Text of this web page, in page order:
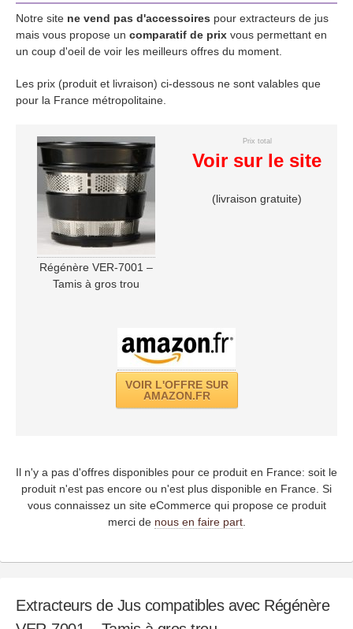
Notre site ne vend pas d'accessoires pour extracteurs de jus
mais vous propose un comparatif de prix vous permettant en
un coup d'oeil de voir les meilleurs offres du moment.
Les prix (produit et livraison) ci-dessous ne sont valables que
pour la France métropolitaine.
Régénère VER-7001 –
Tamis à gros trou
Prix total
Voir sur le site
(livraison gratuite)
VOIR L'OFFRE SUR
AMAZON.FR
Il n'y a pas d'offres disponibles pour ce produit en France: soit le
produit n'est pas encore ou n'est plus disponible en France. Si
vous connaissez un site eCommerce qui propose ce produit
merci de nous en faire part.
Extracteurs de Jus compatibles avec Régénère